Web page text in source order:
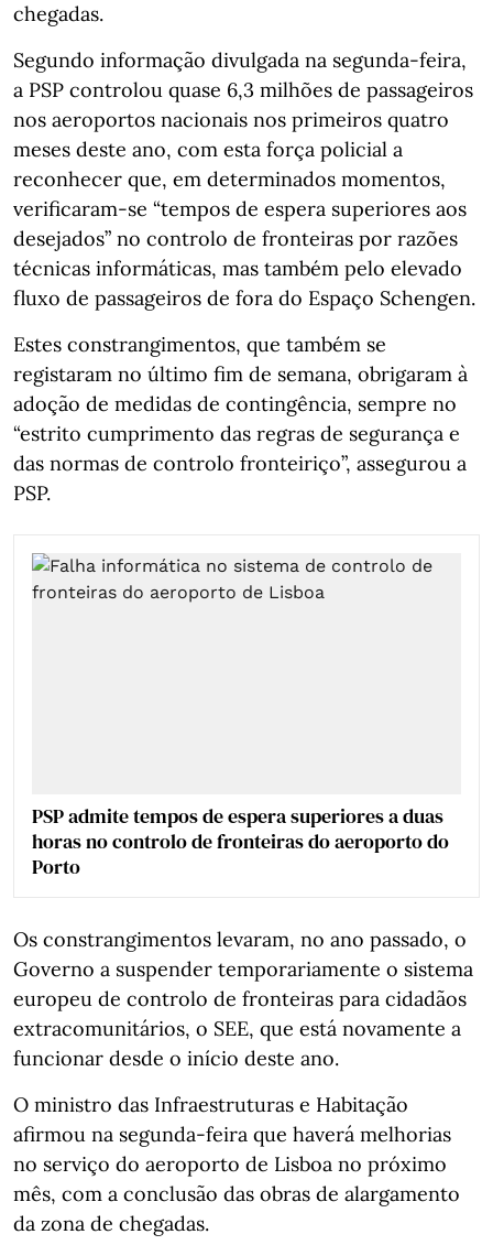
chegadas.
Segundo informação divulgada na segunda-feira,
a PSP controlou quase 6,3 milhões de passageiros
nos aeroportos nacionais nos primeiros quatro
meses deste ano, com esta força policial a
reconhecer que, em determinados momentos,
verificaram-se “tempos de espera superiores aos
desejados” no controlo de fronteiras por razões
técnicas informáticas, mas também pelo elevado
fluxo de passageiros de fora do Espaço Schengen.
Estes constrangimentos, que também se
registaram no último fim de semana, obrigaram à
adoção de medidas de contingência, sempre no
“estrito cumprimento das regras de segurança e
das normas de controlo fronteiriço”, assegurou a
PSP.
PSP admite tempos de espera superiores a duas
horas no controlo de fronteiras do aeroporto do
Porto
Os constrangimentos levaram, no ano passado, o
Governo a suspender temporariamente o sistema
europeu de controlo de fronteiras para cidadãos
extracomunitários, o SEE, que está novamente a
funcionar desde o início deste ano.
O ministro das Infraestruturas e Habitação
afirmou na segunda-feira que haverá melhorias
no serviço do aeroporto de Lisboa no próximo
mês, com a conclusão das obras de alargamento
da zona de chegadas.